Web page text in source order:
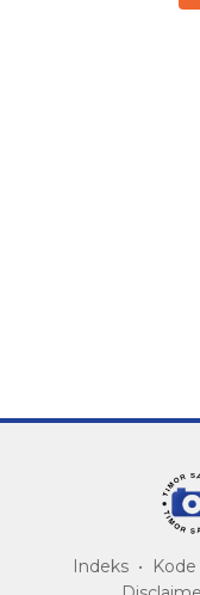
Indeks